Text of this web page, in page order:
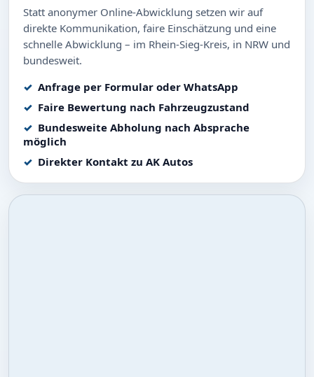
Statt anonymer Online-Abwicklung setzen wir auf
direkte Kommunikation, faire Einschätzung und eine
schnelle Abwicklung – im Rhein-Sieg-Kreis, in NRW und
bundesweit.
Anfrage per Formular oder WhatsApp
Faire Bewertung nach Fahrzeugzustand
Bundesweite Abholung nach Absprache
möglich
Direkter Kontakt zu AK Autos